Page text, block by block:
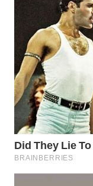
SURABAYA
WN
NATUNA
WN
BINTAN
WN